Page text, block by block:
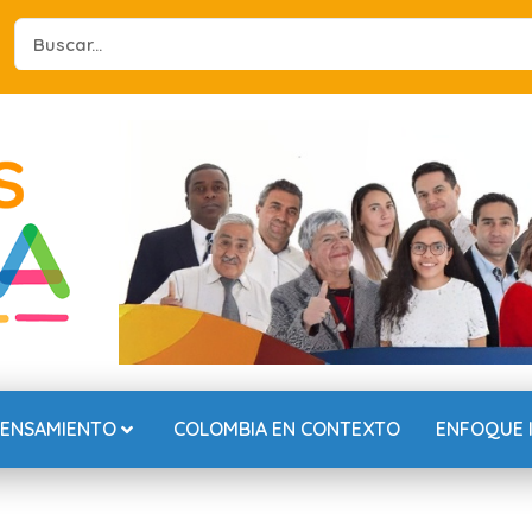
Search
...
COLOMBIA EN CONTEXTO ENFOQUE